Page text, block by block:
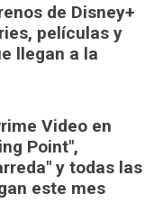
de Disney+
películas y
llegan a la
Video en
Point",
y todas las
este mes